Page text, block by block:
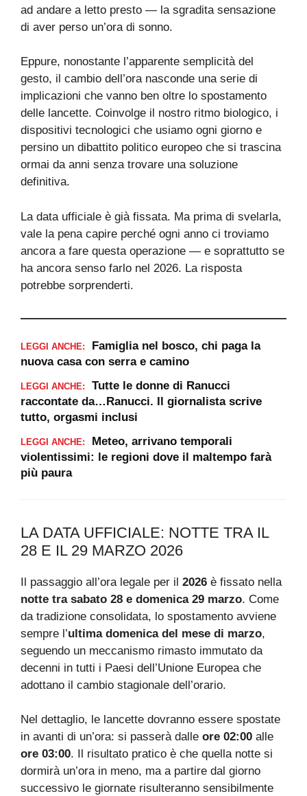
ad andare a letto presto — la sgradita sensazione
di aver perso un’ora di sonno.
Eppure, nonostante l’apparente semplicità del
gesto, il cambio dell’ora nasconde una serie di
implicazioni che vanno ben oltre lo spostamento
delle lancette. Coinvolge il nostro ritmo biologico, i
dispositivi tecnologici che usiamo ogni giorno e
persino un dibattito politico europeo che si trascina
ormai da anni senza trovare una soluzione
definitiva.
La data ufficiale è già fissata. Ma prima di svelarla,
vale la pena capire perché ogni anno ci troviamo
ancora a fare questa operazione — e soprattutto se
ha ancora senso farlo nel 2026. La risposta
potrebbe sorprenderti.
LEGGI ANCHE:
Famiglia nel bosco, chi paga la
nuova casa con serra e camino
LEGGI ANCHE:
Tutte le donne di Ranucci
raccontate da…Ranucci. Il giornalista scrive
tutto, orgasmi inclusi
LEGGI ANCHE:
Meteo, arrivano temporali
violentissimi: le regioni dove il maltempo farà
più paura
LA DATA UFFICIALE: NOTTE TRA IL
28 E IL 29 MARZO 2026
Il passaggio all’ora legale per il 2026 è fissato nella
notte tra sabato 28 e domenica 29 marzo. Come
da tradizione consolidata, lo spostamento avviene
sempre l’ultima domenica del mese di marzo,
seguendo un meccanismo rimasto immutato da
decenni in tutti i Paesi dell’Unione Europea che
adottano il cambio stagionale dell’orario.
Nel dettaglio, le lancette dovranno essere spostate
in avanti di un’ora: si passerà dalle ore 02:00 alle
ore 03:00. Il risultato pratico è che quella notte si
dormirà un’ora in meno, ma a partire dal giorno
successivo le giornate risulteranno sensibilmente